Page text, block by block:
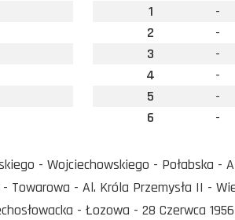
1
-
2
-
3
-
4
-
5
-
6
-
- Wojciechowskiego - Połabska
Towarowa - Al. Króla Przemysła II -
- Łozowa - 28 Czerwca 1956